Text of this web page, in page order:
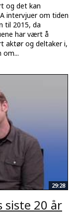
og det kan
intervjuer om tiden
til 2015, da
har vært å
aktør og deltaker i,
29:28
siste 20 år